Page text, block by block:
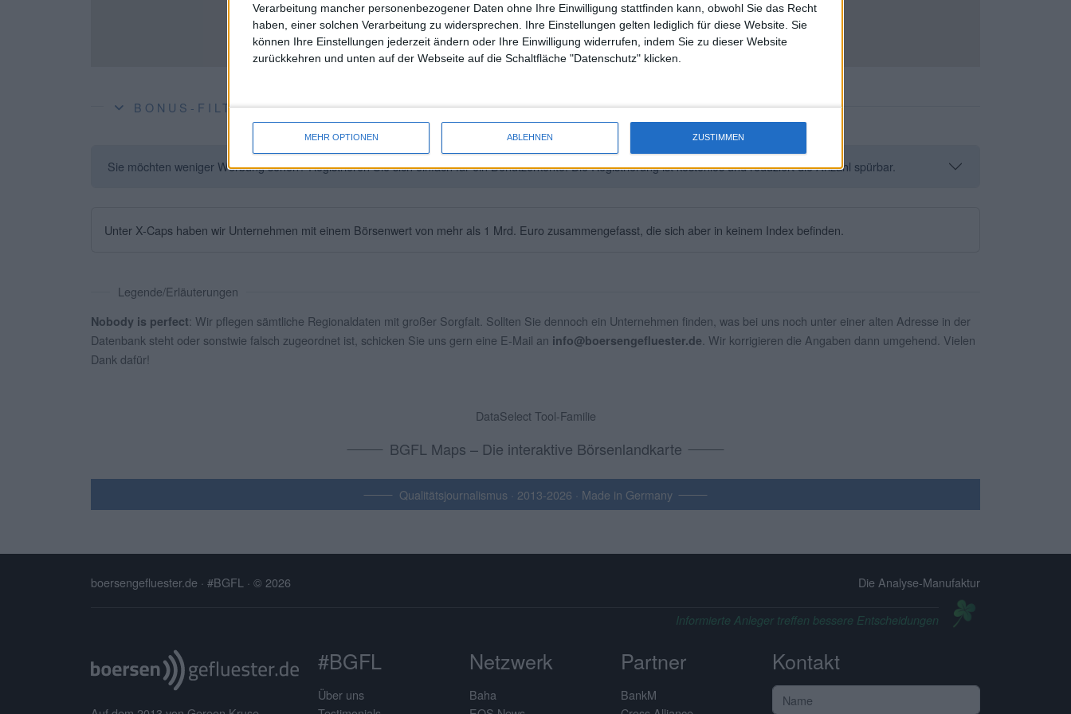
Verarbeitung mancher personenbezogener Daten ohne Ihre Einwilligung stattfinden kann, obwohl Sie das Recht
haben, einer solchen Verarbeitung zu widersprechen. Ihre Einstellungen gelten lediglich für diese Website. Sie
können Ihre Einstellungen jederzeit ändern oder Ihre Einwilligung widerrufen, indem Sie zu dieser Website
zurückkehren und unten auf der Webseite auf die Schaltfläche "Datenschutz" klicken.
MEHR OPTIONEN ABLEHNEN ZUSTIMMEN
BONUS-FILTER
Sie möchten weniger Werbung sehen? Registrieren Sie sich einfach für ein Benutzerkonto. Die Registrierung ist kostenlos und reduziert die Anzahl spürbar.
Unter X-Caps haben wir Unternehmen mit einem Börsenwert von mehr als 1 Mrd. Euro zusammengefasst, die sich aber in keinem Index befinden.
Legende/Erläuterungen
Nobody is perfect: Wir pflegen sämtliche Regionaldaten mit großer Sorgfalt. Sollten Sie dennoch ein Unternehmen finden, was bei uns noch unter einer alten Adresse in der
Datenbank steht oder sonstwie falsch zugeordnet ist, schicken Sie uns gern eine E-Mail an info@boersengefluester.de . Wir korrigieren die Angaben dann umgehend. Vielen
Dank dafür!
DataSelect Tool-Familie
BGFL Maps – Die interaktive Börsenlandkarte
Qualitätsjournalismus · 2013-2026 · Made in Germany
boersengefluester.de · #BGFL · © 2026 Die Analyse-Manufaktur
Informierte Anleger treffen bessere Entscheidungen
#BGFL
Über uns
Netzwerk
Baha
Partner
BankM
Kontakt